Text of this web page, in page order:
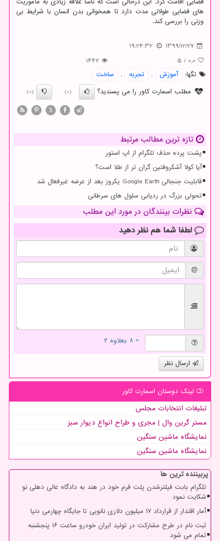
های فضایی طولانی مدت دارد تا همخوانی بدن انسان با شرایط بی
وزنی را بررسی کند.
1399/12/27
19:24:32
0.0
/
5
1442
تگها:
آموزش , تجربه ,
ساخت
مطلب اسمارت کاور را می پسندید؟
(0)
(0)
X
تازه ترین مطالب مرتبط
پشت پرده حذف تلگرام از اپ استور
آیا کولا آشکروفتین گران تر از طلا است؟
قابلیت جنجالی Google Earth یکروز بعد از عرضه غیرفعال شد
تحولی بزرگ در ردیابی سلول های سرطانی
نظرات بینندگان در مورد این مطلب
لطفا شما هم نظر دهید
= ۸ بعلاوه ۲
ارسال نظر
لینک دوستان اسمارت كاور
تبلیغات انتخابات مجلس
مستر گرین وال | مجری و طراح انواع دیوار سبز
نمایشگاه ماشین سنگین
نمایشگاه ماشین سنگین
پربیننده ترین ها
تلگرام بابت فیلترشدن پلت فرم خود در هند به دادگاه عالی دهلی نو
شکایت نمود
آمار اقتدار از قرارداد ۱۷ میلیون دلاری نانویی تا جایگاه چهارمی دنیا
ثبت نام در طرح مشارکت در تولید ایران خودرو ساعت ۱۶ پنجشنبه
تمام می شود